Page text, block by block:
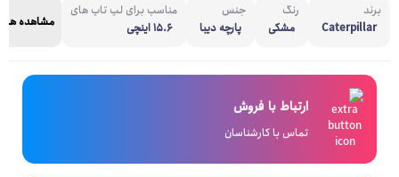
برند
Caterpillar
رنگ
مشکی
جنس
پارچه دیبا
مناسب برای لپ تاپ های
15.6 اینچی
مشاهده
ارتباط با فروش
تماس با کارشناسان